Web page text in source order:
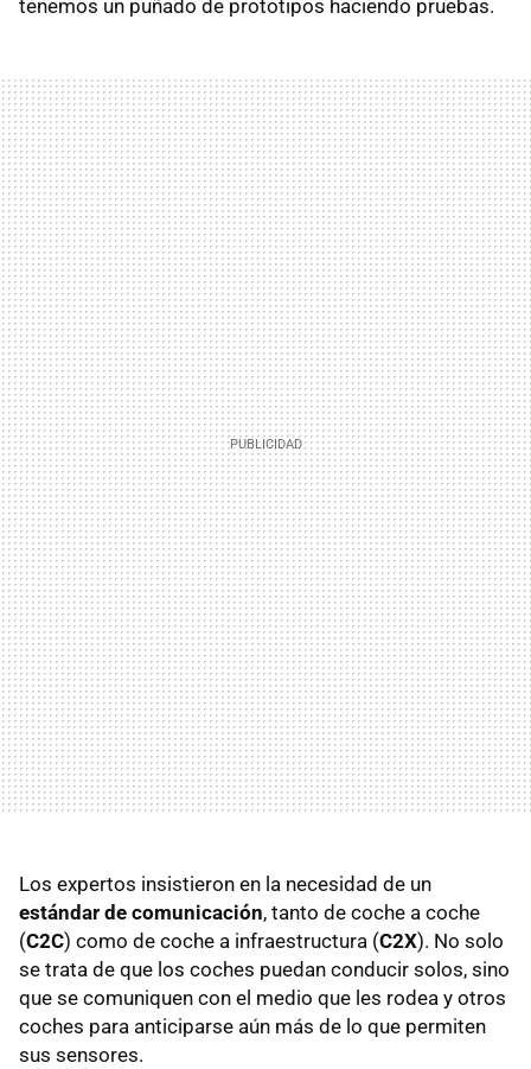
tenemos un puñado de prototipos haciendo pruebas.
Los expertos insistieron en la necesidad de un
estándar de comunicación, tanto de coche a coche
(C2C) como de coche a infraestructura (C2X). No solo
se trata de que los coches puedan conducir solos, sino
que se comuniquen con el medio que les rodea y otros
coches para anticiparse aún más de lo que permiten
sus sensores.